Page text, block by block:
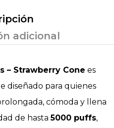
adicional
– Strawberry Cone es
diseñado para quienes
cómoda y llena
de hasta5000 puffs,